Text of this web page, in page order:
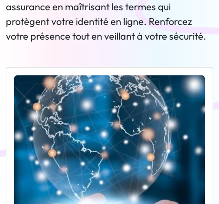
assurance en maîtrisant les termes qui
protègent votre identité en ligne. Renforcez
votre présence tout en veillant à votre sécurité.